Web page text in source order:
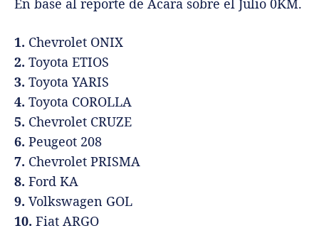
En base al reporte de Acara sobre el Julio 0KM.
1. Chevrolet ONIX
2. Toyota ETIOS
3. Toyota YARIS
4. Toyota COROLLA
5. Chevrolet CRUZE
6. Peugeot 208
7. Chevrolet PRISMA
8. Ford KA
9. Volkswagen GOL
10. Fiat ARGO